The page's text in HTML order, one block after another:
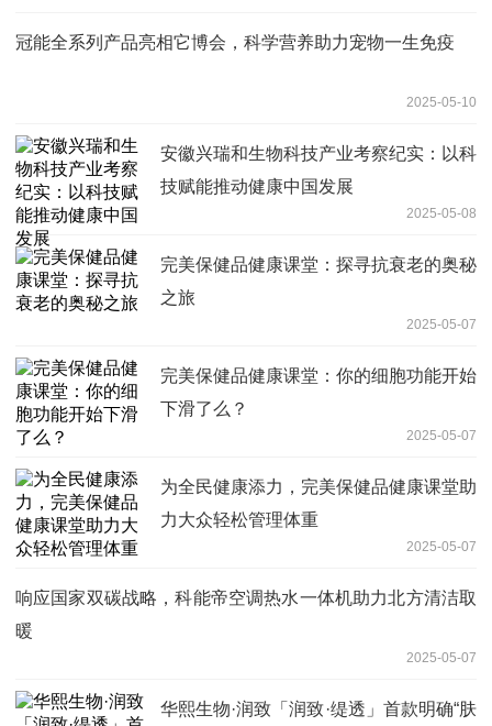
冠能全系列产品亮相它博会，科学营养助力宠物一生免疫
2025-05-10
安徽兴瑞和生物科技产业考察纪实：以科
技赋能推动健康中国发展
2025-05-08
完美保健品健康课堂：探寻抗衰老的奥秘
之旅
2025-05-07
完美保健品健康课堂：你的细胞功能开始
下滑了么？
2025-05-07
为全民健康添力，完美保健品健康课堂助
力大众轻松管理体重
2025-05-07
响应国家双碳战略，科能帝空调热水一体机助力北方清洁取
暖
2025-05-07
华熙生物·润致「润致·缇透」首款明确“肤